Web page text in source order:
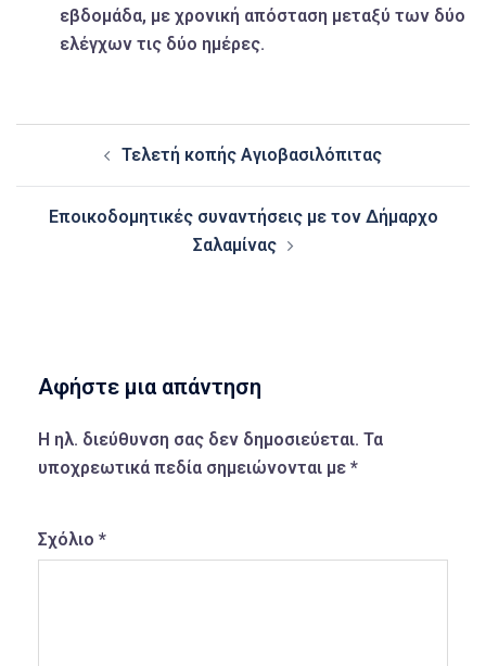
εβδομάδα, με χρονική απόσταση μεταξύ των δύο
ελέγχων τις δύο ημέρες.
navigationΤελετή κοπής Αγιοβασιλόπιτας
Εποικοδομητικές συναντήσεις με τον Δήμαρχο
Σαλαμίνας
Αφήστε μια απάντηση
Η ηλ. διεύθυνση σας δεν δημοσιεύεται. Τα
υποχρεωτικά πεδία σημειώνονται με *
Σχόλιο *